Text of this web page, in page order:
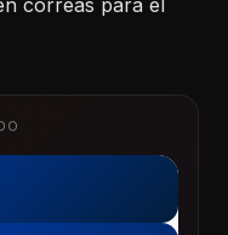
correas para el